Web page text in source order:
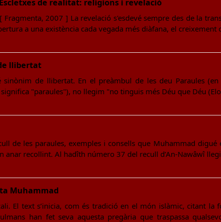
Escletxes de realitat: religions i revelació
Fragmenta, 2007 ] La revelació s'esdevé sempre des de la
a una existència cada vegada més diàfana, el
llibertat
sinònim de llibertat. En el preàmbul de les deu Paraules
"paraules"), no llegim "no tinguis més Déu que Déu
de les paraules, exemples i consells que Muhammad
anar recollint. Al hadîth número 37 del recull d’An-Nawâwî
Muhammad
El text s’inicia, com és tradició en el món islàmic, citant la
han fet seva aquesta pregària que traspassa